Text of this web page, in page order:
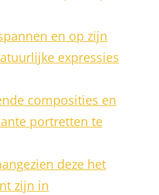
en op zijn
expressies
composities en
portretten te
deze het
zijn in